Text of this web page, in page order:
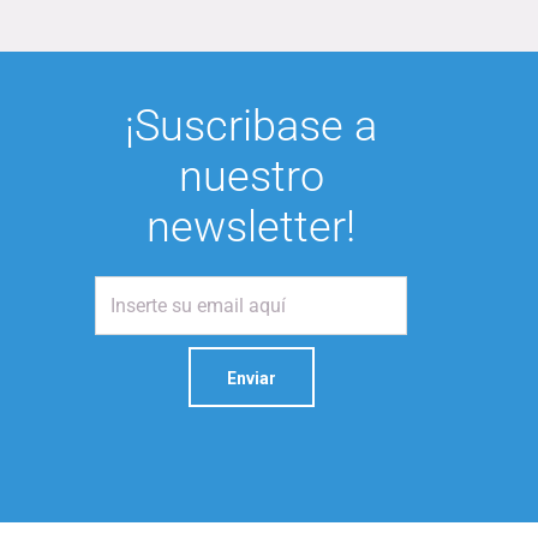
¡Suscribase a
nuestro
newsletter!